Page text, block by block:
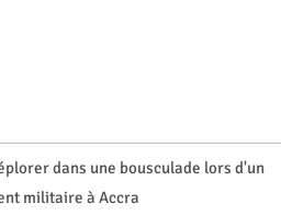
dans une bousculade lors d'un
militaire à Accra